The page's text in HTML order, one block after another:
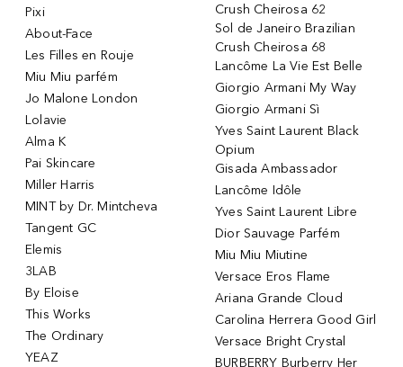
Pixi
About-Face
Les Filles en Rouje
Miu Miu parfém
Jo Malone London
Lolavie
Alma K
Pai Skincare
Miller Harris
MINT by Dr. Mintcheva
Tangent GC
Elemis
3LAB
By Eloise
This Works
The Ordinary
YEAZ
Crush Cheirosa 62
Sol de Janeiro Brazilian
Crush Cheirosa 68
Lancôme La Vie Est Belle
Giorgio Armani My Way
Giorgio Armani Sì
Yves Saint Laurent Black
Opium
Gisada Ambassador
Lancôme Idôle
Yves Saint Laurent Libre
Dior Sauvage Parfém
Miu Miu Miutine
Versace Eros Flame
Ariana Grande Cloud
Carolina Herrera Good Girl
Versace Bright Crystal
BURBERRY Burberry Her